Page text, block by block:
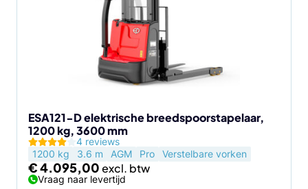
ESA121-D elektrische breedspoorstapelaar,
1200 kg, 3600 mm
4 reviews
1200 kg
3.6 m AGM Pro Verstelbare vorken
€4.095,00
Vraag naar levertijd